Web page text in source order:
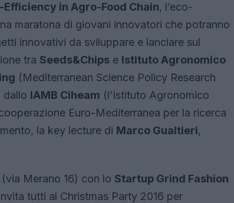
Efficiency in Agro-Food Chain, l’eco-
maratona di giovani innovatori che potranno
innovativi da sviluppare e lanciare sul
tra Seeds&Chips e Istituto Agronomico
(Mediterranean Science Policy Research
dallo IAMB Ciheam (l’Istituto Agronomico
Euro-Mediterranea per la ricerca
la key lecture di Marco Gualtieri,
Merano 16) con lo Startup Grind Fashion
tutti al Christmas Party 2016 per